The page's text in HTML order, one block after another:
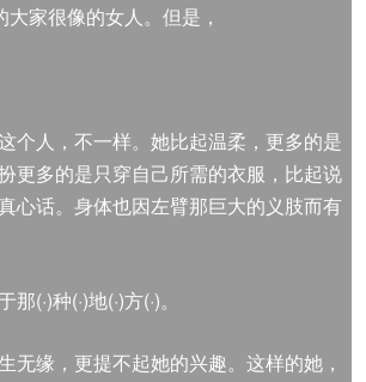
家很像的女人。但是，
个人，不一样。她比起温柔，更多的是
更多的是只穿自己所需的衣服，比起说
心话。身体也因左臂那巨大的义肢而有
(·)种(·)地(·)方(·)。
无缘，更提不起她的兴趣。这样的她，